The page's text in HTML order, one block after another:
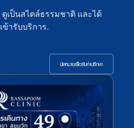
เป็นสไตล์ธรรมชาติ และได้
ารับบริการ.
นัดหมายเพื่อรับคำปรึกษา